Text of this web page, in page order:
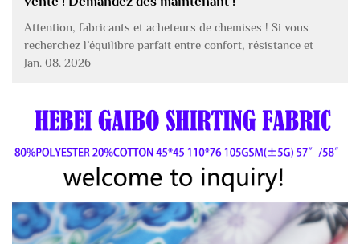
Attention, fabricants et acheteurs de chemises ! Si vous
recherchez l’équilibre parfait entre confort, résistance et
rapport qualité-prix pour votre gamme de chemises, le tissu
Jan. 08. 2026